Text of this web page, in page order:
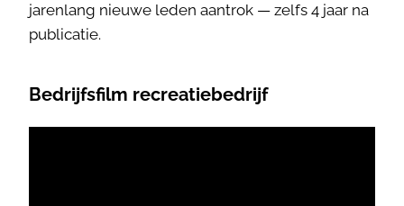
jarenlang nieuwe leden aantrok — zelfs 4 jaar na
publicatie.
Bedrijfsfilm recreatiebedrijf